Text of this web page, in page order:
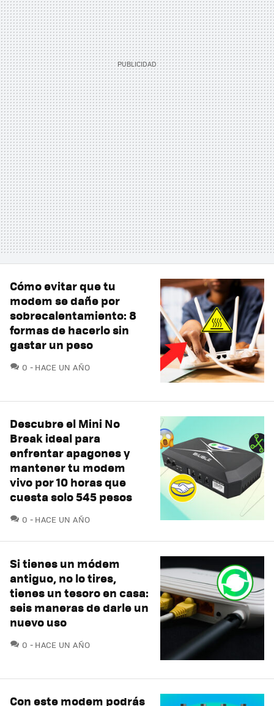
Cómo evitar que tu
modem se dañe por
sobrecalentamiento: 8
formas de hacerlo sin
gastar un peso
0 COMENTARIOS
HACE UN AÑO
Descubre el Mini No
Break ideal para
enfrentar apagones y
mantener tu modem
vivo por 10 horas que
cuesta solo 545 pesos
0 COMENTARIOS
HACE UN AÑO
Si tienes un módem
antiguo, no lo tires,
tienes un tesoro en casa:
seis maneras de darle un
nuevo uso
0 COMENTARIOS
HACE UN AÑO
Con este modem podrás